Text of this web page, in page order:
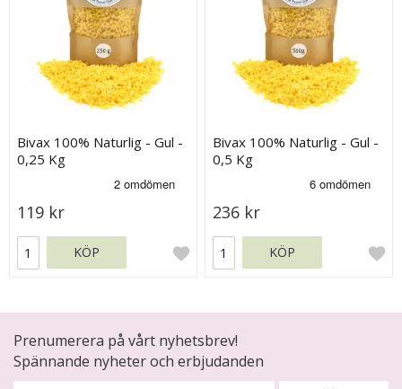
Bivax 100% Naturlig - Gul -
0,25 Kg
119 kr
KÖP
Bivax 100% Naturlig - Gul -
0,5 Kg
236 kr
KÖP
Prenumerera på vårt nyhetsbrev!
Spännande nyheter och erbjudanden